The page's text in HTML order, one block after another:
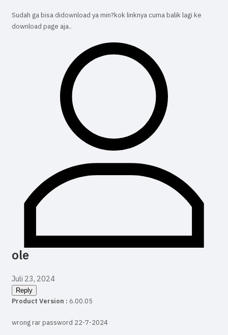
Sudah ga bisa didownload ya min?kok linknya cuma balik lagi ke
download page aja..
ole
Juli 23, 2024
Reply
Product Version : 6.00.05
wrong rar password 22-7-2024